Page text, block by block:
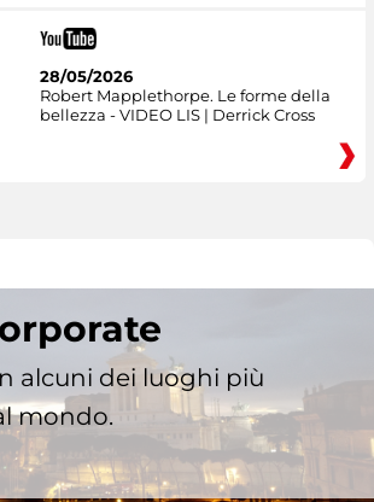
28/05/2026
Robert Mapplethorpe. Le forme della
bellezza - VIDEO LIS | Derrick Cross
alcuni dei luoghi più
mondo.